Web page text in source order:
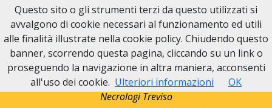
Necrologi Treviso
Questo sito o gli strumenti terzi da questo utilizzati si
avvalgono di cookie necessari al funzionamento ed utili
alle finalità illustrate nella cookie policy. Chiudendo questo
banner, scorrendo questa pagina, cliccando su un link o
proseguendo la navigazione in altra maniera, acconsenti
all'uso dei cookie. Ulteriori informazioni OK